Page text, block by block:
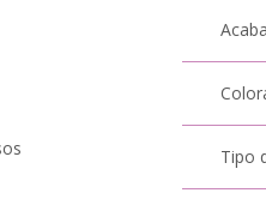
Tipo